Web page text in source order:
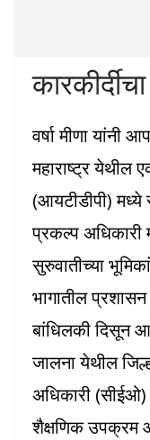
वर्षा मीणा यांनी
महाराष्ट्र येथील
(आयटीडीपी) मध्ये
प्रकल्प अधिकारी
सुरुवातीच्या
भागातील
बांधिलकी दिसून
जालना येथील
अधिकारी (सीईओ)
शैक्षणिक उपक्रम